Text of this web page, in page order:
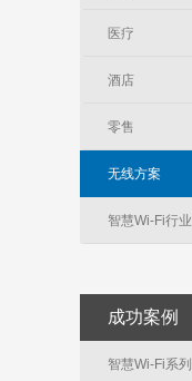
医疗
酒店
零售
无线方案
智慧Wi-Fi行业
成功案例
智慧Wi-Fi系列